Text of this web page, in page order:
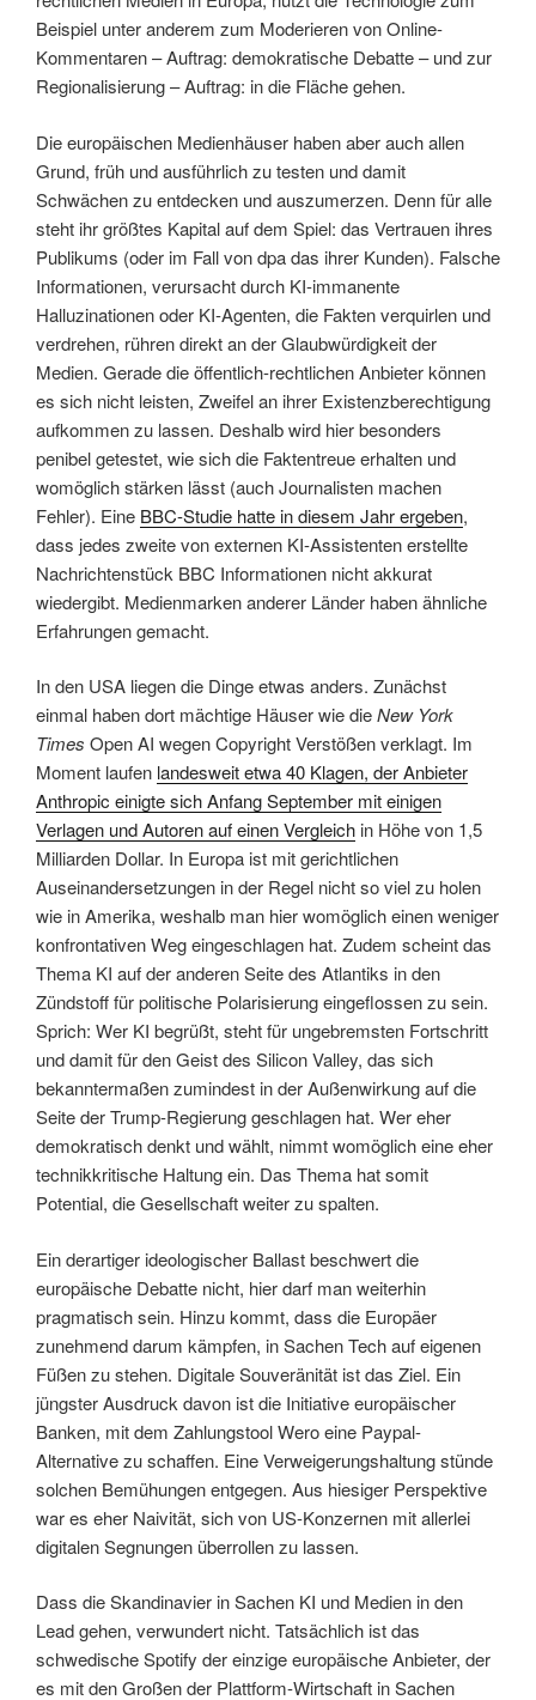
Beispiel unter anderem zum Moderieren von Online-
Kommentaren – Auftrag: demokratische Debatte – und zur
Regionalisierung – Auftrag: in die Fläche gehen.
Die europäischen Medienhäuser haben aber auch allen
Grund, früh und ausführlich zu testen und damit
Schwächen zu entdecken und auszumerzen. Denn für alle
steht ihr größtes Kapital auf dem Spiel: das Vertrauen ihres
Publikums (oder im Fall von dpa das ihrer Kunden). Falsche
Informationen, verursacht durch KI-immanente
Halluzinationen oder KI-Agenten, die Fakten verquirlen und
verdrehen, rühren direkt an der Glaubwürdigkeit der
Medien. Gerade die öffentlich-rechtlichen Anbieter können
es sich nicht leisten, Zweifel an ihrer Existenzberechtigung
aufkommen zu lassen. Deshalb wird hier besonders
penibel getestet, wie sich die Faktentreue erhalten und
womöglich stärken lässt (auch Journalisten machen
Fehler). Eine BBC-Studie hatte in diesem Jahr ergeben,
dass jedes zweite von externen KI-Assistenten erstellte
Nachrichtenstück BBC Informationen nicht akkurat
wiedergibt. Medienmarken anderer Länder haben ähnliche
Erfahrungen gemacht.
In den USA liegen die Dinge etwas anders. Zunächst
einmal haben dort mächtige Häuser wie dieNew York
Times Open AI wegen Copyright Verstößen verklagt. Im
Moment laufen landesweit etwa 40 Klagen, der Anbieter
Anthropic einigte sich Anfang September mit einigen
Verlagen und Autoren auf einen Vergleich in Höhe von 1,5
Milliarden Dollar. In Europa ist mit gerichtlichen
Auseinandersetzungen in der Regel nicht so viel zu holen
wie in Amerika, weshalb man hier womöglich einen weniger
konfrontativen Weg eingeschlagen hat. Zudem scheint das
Thema KI auf der anderen Seite des Atlantiks in den
Zündstoff für politische Polarisierung eingeflossen zu sein.
Sprich: Wer KI begrüßt, steht für ungebremsten Fortschritt
und damit für den Geist des Silicon Valley, das sich
bekanntermaßen zumindest in der Außenwirkung auf die
Seite der Trump-Regierung geschlagen hat. Wer eher
demokratisch denkt und wählt, nimmt womöglich eine eher
technikkritische Haltung ein. Das Thema hat somit
Potential, die Gesellschaft weiter zu spalten.
Ein derartiger ideologischer Ballast beschwert die
europäische Debatte nicht, hier darf man weiterhin
pragmatisch sein. Hinzu kommt, dass die Europäer
zunehmend darum kämpfen, in Sachen Tech auf eigenen
Füßen zu stehen. Digitale Souveränität ist das Ziel. Ein
jüngster Ausdruck davon ist die Initiative europäischer
Banken, mit dem Zahlungstool Wero eine Paypal-
Alternative zu schaffen. Eine Verweigerungshaltung stünde
solchen Bemühungen entgegen. Aus hiesiger Perspektive
war es eher Naivität, sich von US-Konzernen mit allerlei
digitalen Segnungen überrollen zu lassen.
Dass die Skandinavier in Sachen KI und Medien in den
Lead gehen, verwundert nicht. Tatsächlich ist das
schwedische Spotify der einzige europäische Anbieter, der
es mit den Großen der Plattform-Wirtschaft in Sachen